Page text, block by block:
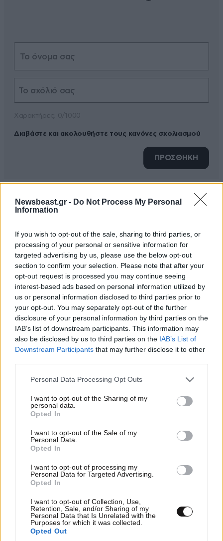
Newsbeast.gr - Do Not Process My Personal
Information
If you wish to opt-out of the sale, sharing to third parties, or
processing of your personal or sensitive information for
targeted advertising by us, please use the below opt-out
section to confirm your selection. Please note that after your
opt-out request is processed you may continue seeing
interest-based ads based on personal information utilized by
us or personal information disclosed to third parties prior to
your opt-out. You may separately opt-out of the further
disclosure of your personal information by third parties on the
IAB’s list of downstream participants. This information may
also be disclosed by us to third parties on the IAB’s List of
Downstream Participants that may further disclose it to other
Please note that this website/app uses one or more Google
not limited to your visit or usage behaviour. You may click to
grant or deny consent to Google and its third-party tags to
use your data for below specified purposes in below Google
consent section.
Personal Data Processing Opt Outs
I want to opt-out of the Sharing of my
personal data.
Opted In
I want to opt-out of the Sale of my
Personal Data.
Opted In
I want to opt-out of processing my
Personal Data for Targeted Advertising.
Opted In
I want to opt-out of Collection, Use,
Retention, Sale, and/or Sharing of my
Personal Data that Is Unrelated with the
Purposes for which it was collected.
Opted Out
Διαβάστε και ακολουθήστε τους κανόνες σχολιασμού
ΠΡΟΣΘΗΚΗ
ΟΛΑ ΣΤΟ ΦΩΣ
Κ. ΑΥΓΕΝΑΚΗ....................... ΚΑΙΡΟΣ ΝΑ ΜΑΘΟΥΝ ΚΙ
ΟΣΟΙ ΔΕΝ ΞΕΡΟΥΝ ΤΙ ΓΙΝΟΤΑΝ ΜΕ ΤΑ ΒΟΣΚΟΤΟΠΙΑ
Απαντήστε 0
Να τιμωρηθούν παραδειγματικά και να επιστρέψει τα
γινόταν με τους βοσκούς αλλά αν μιλουσες την είχες
άσχημα γιατί ε΄χουν όλοι τους πλάτες και άκρες οπως
λένε. Η απάντηση τους σε παρατήρηση για